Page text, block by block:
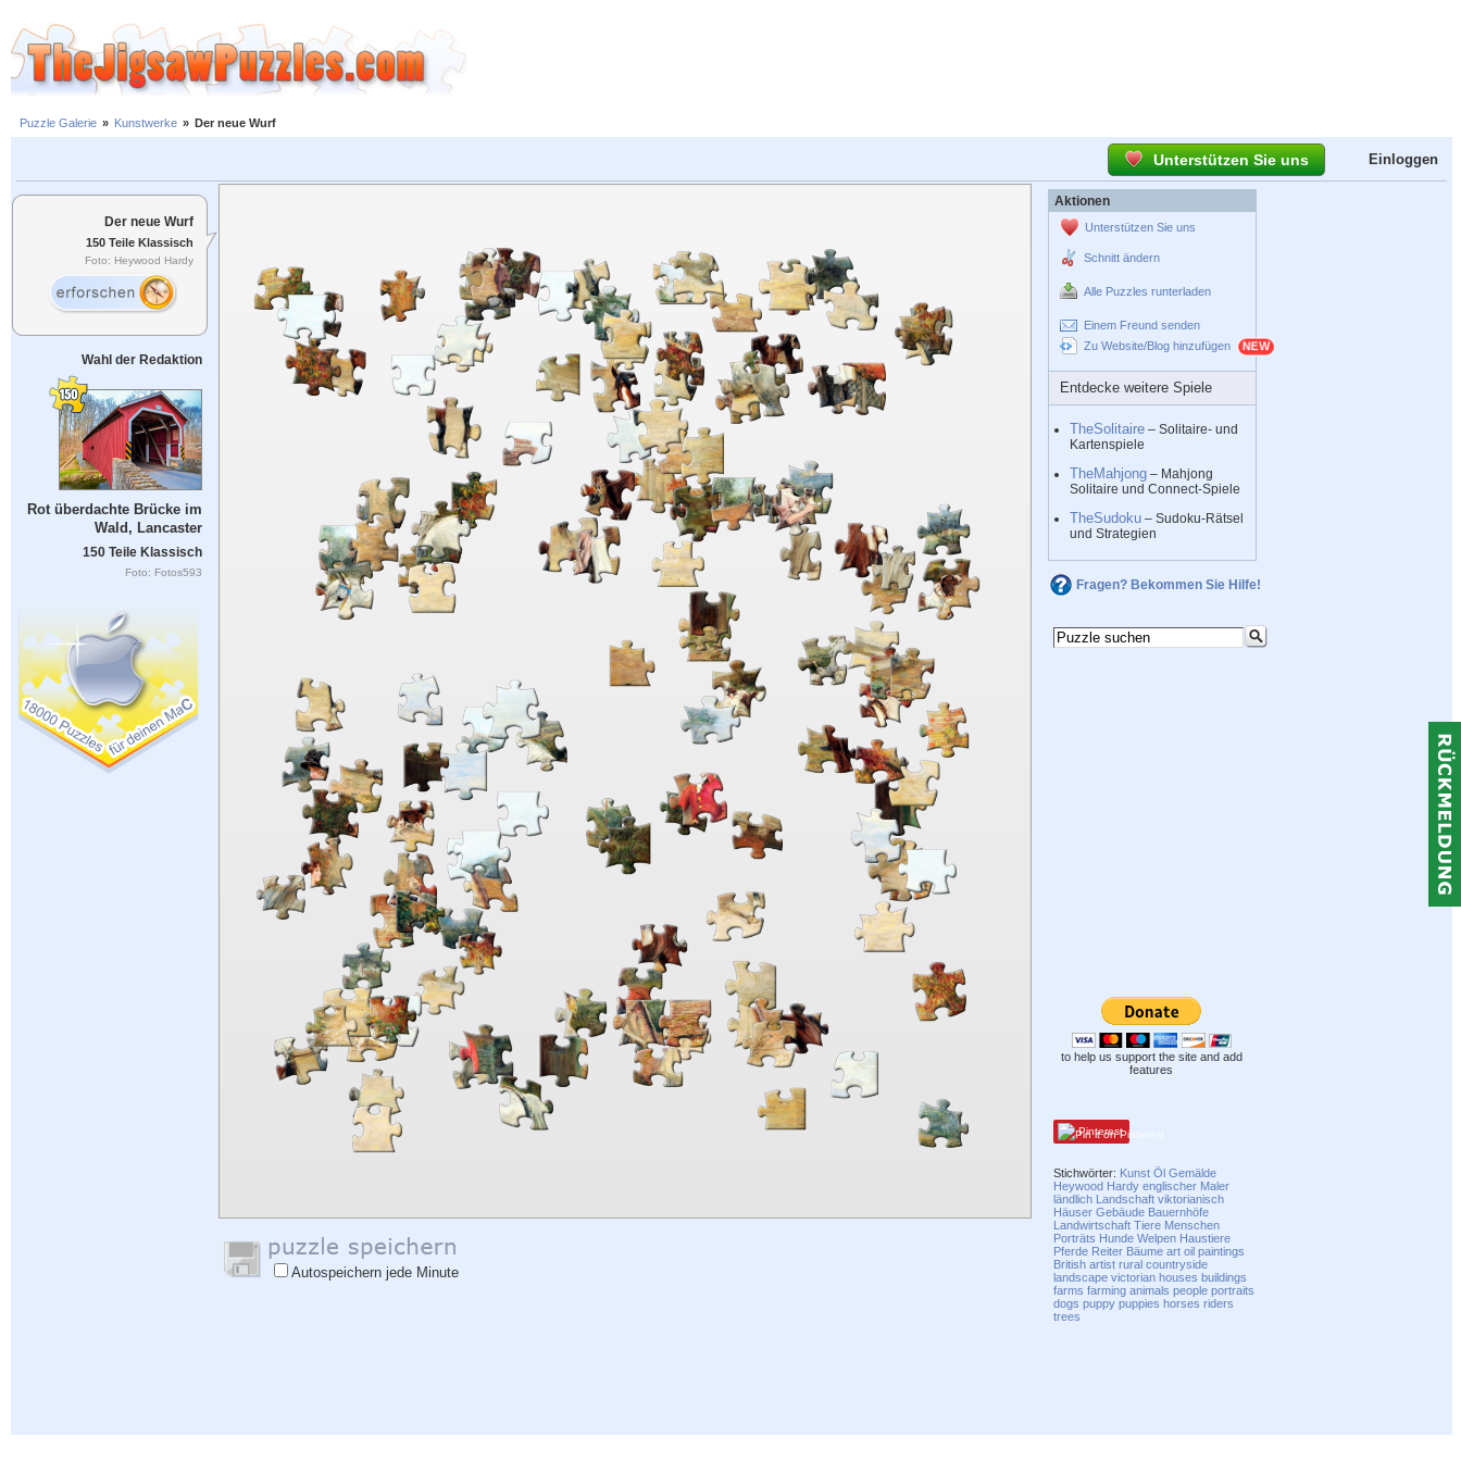
Puzzle Galerie » Kunstwerke » Der neue Wurf
Unterstützen Sie uns Einloggen
Der neue Wurf
150 Teile Klassisch
Foto: Heywood Hardy
Wahl der Redaktion
Rot überdachte Brücke im
Wald, Lancaster
150 Teile Klassisch
Foto: Fotos593
Autospeichern jede Minute
Aktionen
Unterstützen Sie uns
Schnitt ändern
Alle Puzzles runterladen
Einem Freund senden
Zu Website/Blog hinzufügen
Entdecke weitere Spiele
TheSolitaire – Solitaire- und
Kartenspiele
TheMahjong – Mahjong
Solitaire und Connect-Spiele
TheSudoku – Sudoku-Rätsel
und Strategien
Fragen? Bekommen Sie Hilfe!
to help us support the site and add
features
Pinterest
Stichwörter: Kunst Öl Gemälde
Heywood Hardy englischer Maler
ländlich Landschaft viktorianisch
Häuser Gebäude Bauernhöfe
Landwirtschaft Tiere Menschen
Porträts Hunde Welpen Haustiere
Pferde Reiter Bäume art oil paintings
British artist rural countryside
landscape victorian houses buildings
farms farming animals people portraits
dogs puppy puppies horses riders
trees